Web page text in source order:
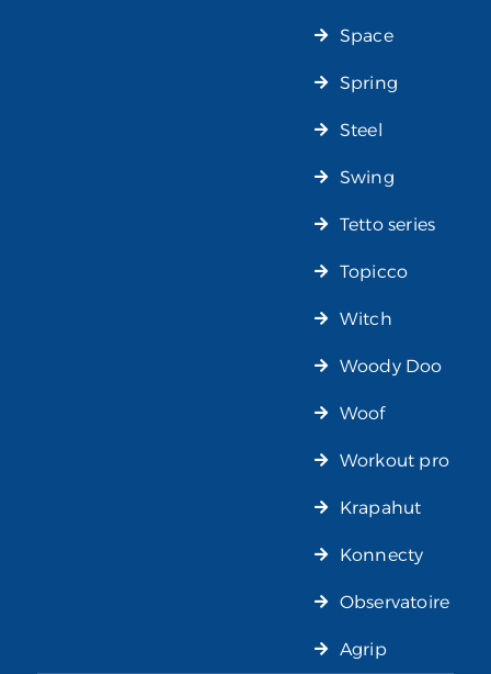
Space
Spring
Steel
Swing
Tetto series
Topicco
Witch
Woody Doo
Woof
Workout pro
Krapahut
Konnecty
Observatoire
Agrip